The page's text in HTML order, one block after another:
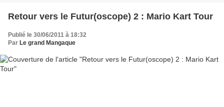
Retour vers le Futur(oscope) 2 : Mario Kart Tour
Publié le 30/06/2011 à 18:32
Par Le grand Mangaque